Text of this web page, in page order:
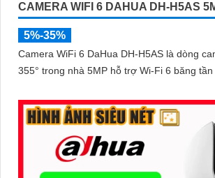
CAMERA WIFI 6 DAHUA DH-H5AS
5%-35%
Camera WiFi 6 DaHua DH-H5AS là dòng
355° trong nhà 5MP hỗ trợ Wi-Fi 6 băng tần